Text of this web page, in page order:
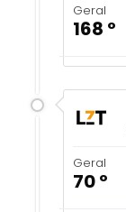
Geral
168 º
Geral
70 º